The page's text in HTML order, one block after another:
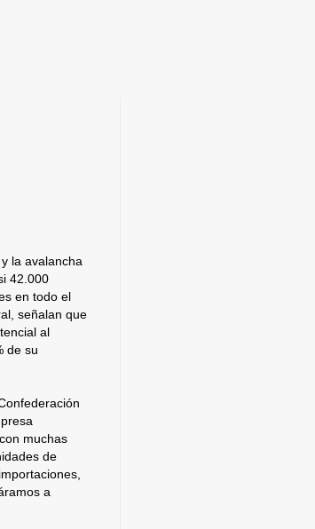
la avalancha
42.000
en todo el
señalan que
al
de su
muchas
de
a